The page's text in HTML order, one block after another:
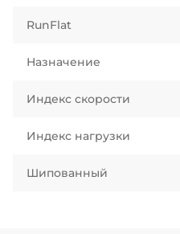
RunFlat
Назначение
Индекс скорости
Индекс нагрузки
Шипованный